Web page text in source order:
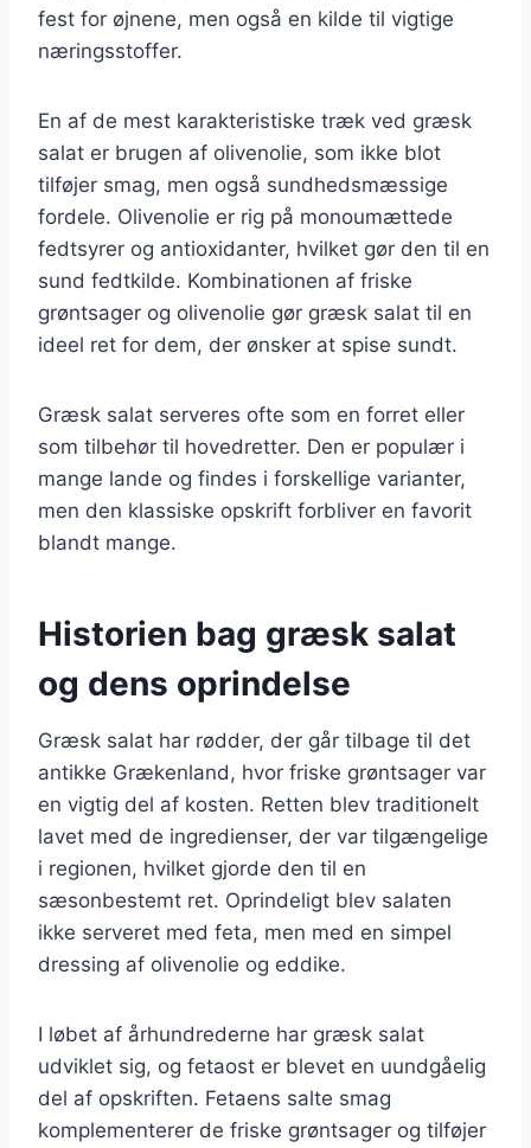
fest for øjnene, men også en kilde til vigtige
næringsstoffer.
En af de mest karakteristiske træk ved græsk
salat er brugen af olivenolie, som ikke blot
tilføjer smag, men også sundhedsmæssige
fordele. Olivenolie er rig på monoumættede
fedtsyrer og antioxidanter, hvilket gør den til en
sund fedtkilde. Kombinationen af friske
grøntsager og olivenolie gør græsk salat til en
ideel ret for dem, der ønsker at spise sundt.
Græsk salat serveres ofte som en forret eller
som tilbehør til hovedretter. Den er populær i
mange lande og findes i forskellige varianter,
men den klassiske opskrift forbliver en favorit
blandt mange.
Historien bag græsk salat
og dens oprindelse
Græsk salat har rødder, der går tilbage til det
antikke Grækenland, hvor friske grøntsager var
en vigtig del af kosten. Retten blev traditionelt
lavet med de ingredienser, der var tilgængelige
i regionen, hvilket gjorde den til en
sæsonbestemt ret. Oprindeligt blev salaten
ikke serveret med feta, men med en simpel
dressing af olivenolie og eddike.
I løbet af århundrederne har græsk salat
udviklet sig, og fetaost er blevet en uundgåelig
del af opskriften. Fetaens salte smag
komplementerer de friske grøntsager og tilføjer